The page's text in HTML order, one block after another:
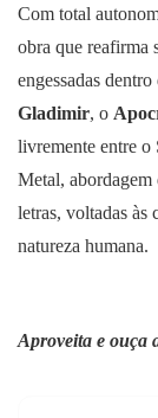
Com total
obra que reafirma
engessadas
Gladimir, o
livremente entre
Metal, abordagem
letras, voltadas às
natureza humana.
Aproveita e ouça